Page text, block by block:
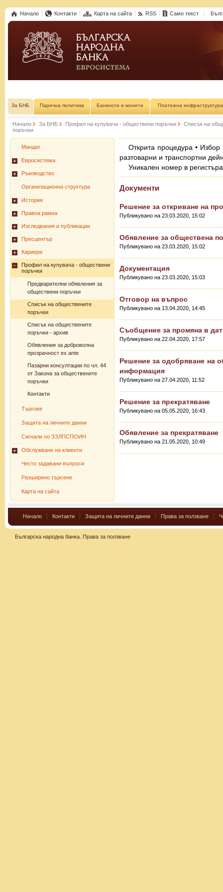
Начало Контакти Карта на сайта RSS Само текст
За БНБ Парична политика Банкноти и монети Платежна инфраструктура
Начало За БНБ Профил на купувача - обществени поръчки
Списък на
поръчки
Мандат
Евросистема
Ръководство
Организационна структура
История
Правна рамка
Изследвания и публикации
Пресцентър
Кариери
Профил на купувача - обществени
поръчки
Предварителни обявления за
обществени поръчки
Списък на обществените
поръчки
Списък на обществените
поръчки - архив
Обявления за доброволна
прозрачност ex ante
Пазарни консултации по чл. 44
от Закона за обществените
поръчки
Контакти
Търгове
Защита на личните данни
Сигнали по ЗЗЛПСПОИН
Обслужване на клиенти
Често задавани въпроси
Разширено търсене
Карта на сайта
Открита процедура •
разтоварни и транспортни
Уникален номер в
Документи
Решение за откриване на
Публикувано на 23.03.2020, 15:02
Обявление за обществена
Публикувано на 23.03.2020, 15:02
Документация
Публикувано на 23.03.2020, 15:03
Отговор на въпрос
Публикувано на 13.04.2020, 14:45
Съобщение за промяна в
Публикувано на 22.04.2020, 17:57
Решение за одобряване на
информация
Публикувано на 27.04.2020, 11:52
Решение за прекратяване
Публикувано на 05.05.2020, 16:43
Обявление за прекратяване
Публикувано на 21.05.2020, 10:49
Начало Контакти Защита на личните данни Права за ползване
Българска народна банка. Права за ползване